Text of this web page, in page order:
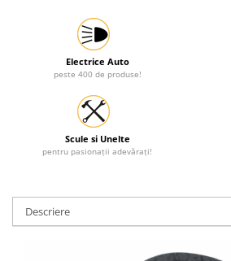
Tunuri de caldura si aeroteme
Utilaje constructie
Electrice Auto
peste 400 de produse!
Scule si Unelte
pentru pasionații adevărați!
Descriere